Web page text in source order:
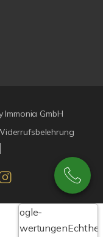
Immonia GmbH
Google-
Bewertungen